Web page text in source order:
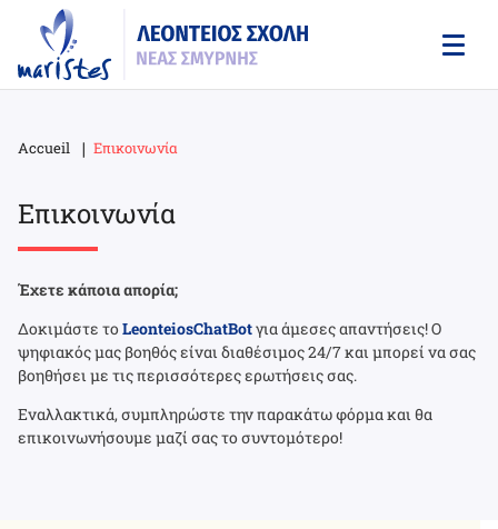
content
Breadcrumb
Accueil Επικοινωνία
Επικοινωνία
Έχετε κάποια απορία;
Δοκιμάστε τοLeonteiosChatBotγια άμεσες απαντήσεις! Ο
ψηφιακός μας βοηθός είναι διαθέσιμος 24/7 και μπορεί να σας
βοηθήσει με τις περισσότερες ερωτήσεις σας.
Εναλλακτικά, συμπληρώστε την παρακάτω φόρμα και θα
επικοινωνήσουμε μαζί σας το συντομότερο!